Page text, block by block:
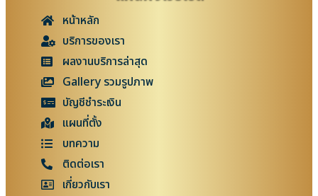
หน้าหลัก
บริการของเรา
ผลงานบริการล่าสุด
Gallery รวมรูปภาพ
บัญชีชำระเงิน
แผนที่ตั้ง
บทความ
ติดต่อเรา
เกี่ยวกับเรา